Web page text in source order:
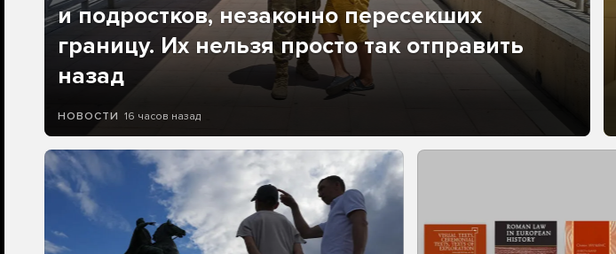
и подростков, незаконно пересекших
границу. Их нельзя просто так отправить
назад
НОВОСТИ 16 часов назад